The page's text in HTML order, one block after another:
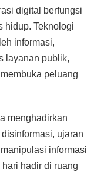
digital berfungsi
hidup. Teknologi
informasi,
layanan publik,
peluang
menghadirkan
ujaran
informasi
hadir di ruang